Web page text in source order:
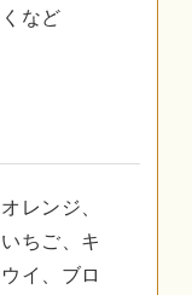
くなど
オレンジ、
いちご、キ
ウイ、ブロ